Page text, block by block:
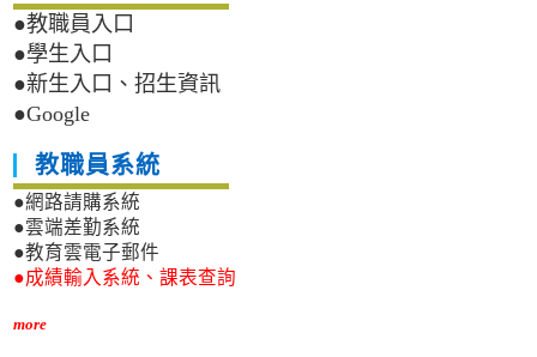
●教職員入口
●學生入口
●新生入口、招生資訊
●Google
教職員系統
●網路請購系統
●雲端差勤系統
●教育雲電子郵件
●成績輸入系統、課表查詢
more